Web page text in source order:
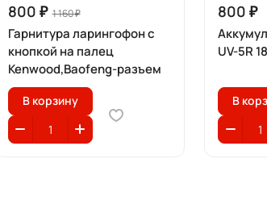
800 ₽ 1 160 ₽
Гарнитура ларингофон с
кнопкой на палец
Kenwood,Baofeng-разъем
В корзину
800 ₽
UV-5R
В